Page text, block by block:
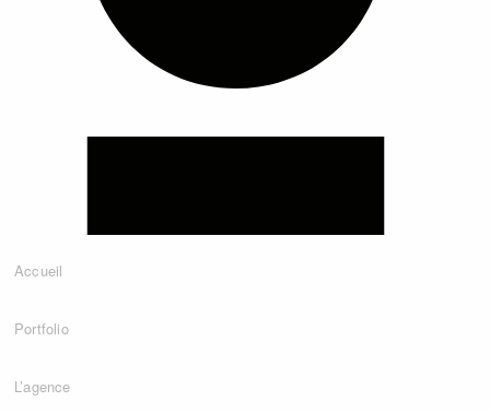
Accueil
Portfolio
L’agence